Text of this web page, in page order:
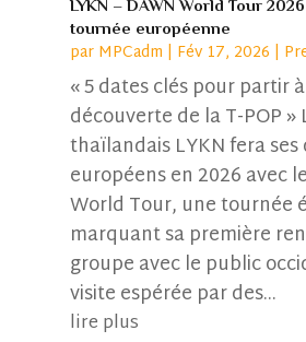
LYKN – DAWN World Tour
tournée européenne
par MPCadm | Fév 17, 2026 |
« 5 dates clés pour partir
découverte de la T-POP »
thaïlandais LYKN fera
européens en 2026 avec
World Tour, une tournée
marquant sa première
groupe avec le public
visite espérée par des...
lire plus